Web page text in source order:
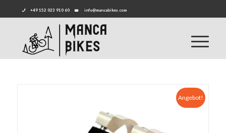
+49 152 023 910 60 info@mancabikes.com
Angebot!